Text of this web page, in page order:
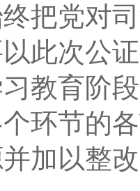
把党对
此次公
教育阶
环节的
加以整